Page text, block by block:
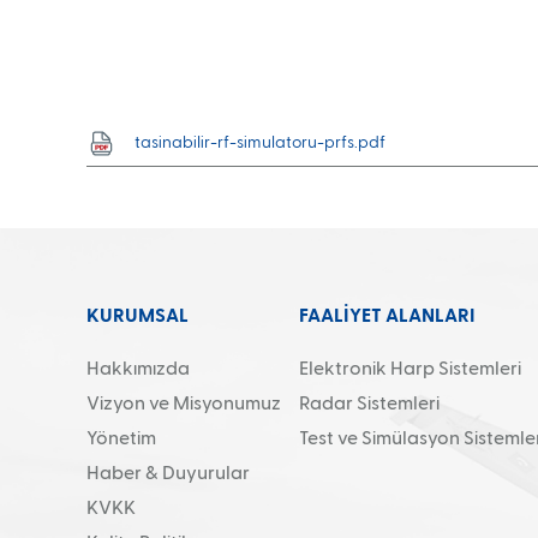
tasinabilir-rf-simulatoru-prfs.pdf
KURUMSAL
Hakkımızda
Vizyon ve Misyonumuz
Yönetim
Haber & Duyurular
KVKK
FAALİYET ALANLARI
Elektronik Harp Sistemleri
Radar Sistemleri
Test ve Simülasyon